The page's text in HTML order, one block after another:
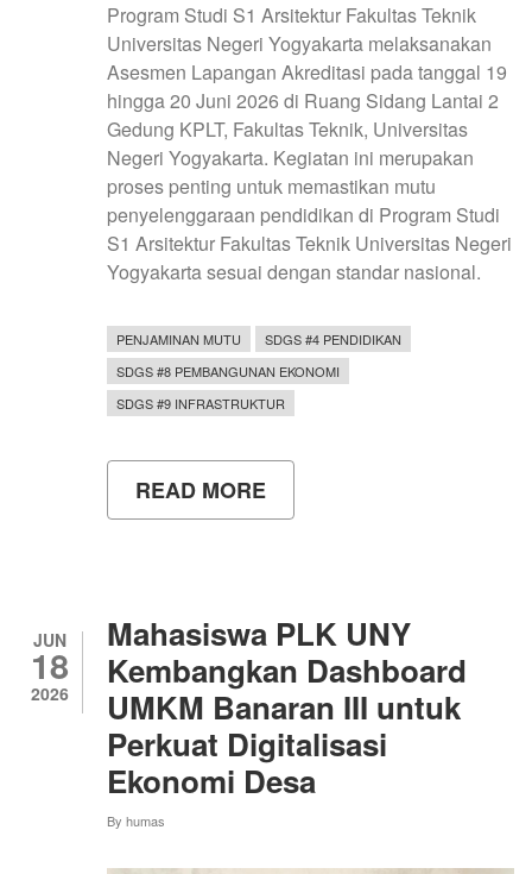
Program Studi S1 Arsitektur Fakultas Teknik
Universitas Negeri Yogyakarta melaksanakan
Asesmen Lapangan Akreditasi pada tanggal 19
hingga 20 Juni 2026 di Ruang Sidang Lantai 2
Gedung KPLT, Fakultas Teknik, Universitas
Negeri Yogyakarta. Kegiatan ini merupakan
proses penting untuk memastikan mutu
penyelenggaraan pendidikan di Program Studi
S1 Arsitektur Fakultas Teknik Universitas Negeri
Yogyakarta sesuai dengan standar nasional.
PENJAMINAN MUTU
SDGS #4 PENDIDIKAN
SDGS #8 PEMBANGUNAN EKONOMI
SDGS #9 INFRASTRUKTUR
READ MORE
PROGRAM
TEKNIK
UNIVERSITAS
NEGERI
YOGYAKARTA
JALANI
ASESMEN
LAPANGAN
JUN
18
2026
Mahasiswa PLK UNY
Kembangkan Dashboard
UMKM Banaran III untuk
Perkuat Digitalisasi
Ekonomi Desa
By humas